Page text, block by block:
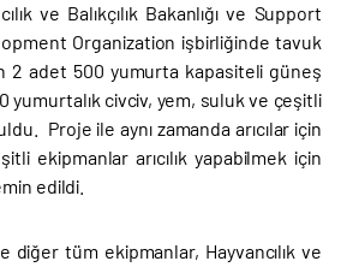
ve Balıkçılık Bakanlığı ve Support
Organization işbirliğinde tavuk
2 adet 500 yumurta kapasiteli güneş
yumurtalık civciv, yem, suluk ve çeşitli
Proje ile aynı zamanda arıcılar için
ekipmanlar arıcılık yapabilmek için
edildi.
diğer tüm ekipmanlar, Hayvancılık ve